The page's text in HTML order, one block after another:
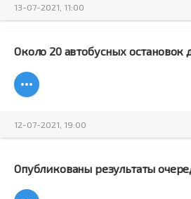
13-07-2021, 11:00
Около 20 автобусных
12-07-2021, 19:00
Опубликованы результаты